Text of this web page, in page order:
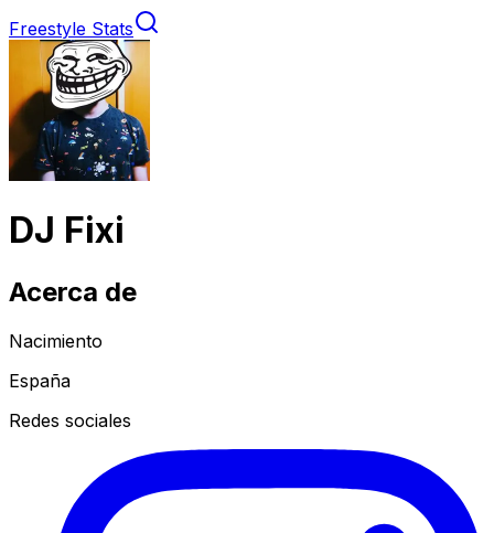
Freestyle Stats
DJ Fixi
Acerca de
Nacimiento
España
Redes sociales